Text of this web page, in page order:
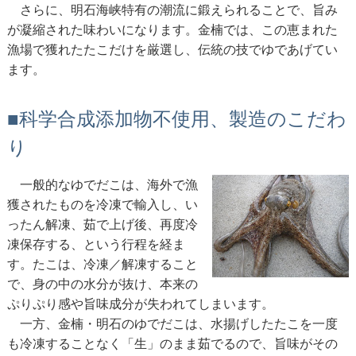
さらに、明石海峡特有の潮流に鍛えられることで、旨み
が凝縮された味わいになります。金楠では、この恵まれた
漁場で獲れたたこだけを厳選し、伝統の技でゆであげてい
ます。
■科学合成添加物不使用、製造のこだわ
り
一般的なゆでだこは、海外で漁
獲されたものを冷凍で輸入し、い
ったん解凍、茹で上げ後、再度冷
凍保存する、という行程を経ま
す。たこは、冷凍／解凍すること
で、身の中の水分が抜け、本来の
ぷりぷり感や旨味成分が失われてしまいます。
一方、金楠・明石のゆでだこは、水揚げしたたこを一度
も冷凍することなく「生」のまま茹でるので、旨味がその